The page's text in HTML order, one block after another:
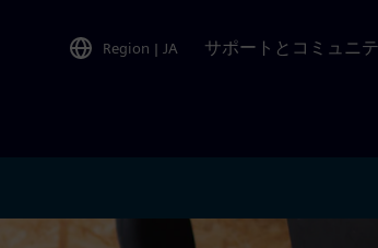
Region | JA サポートとコミュニ